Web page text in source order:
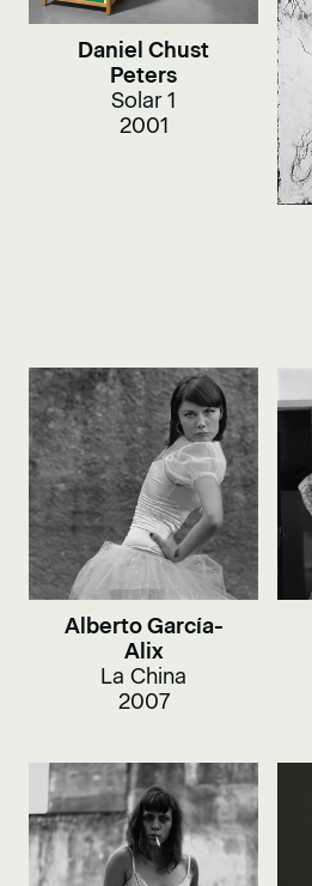
Daniel Chust
Peters
Solar 1
2001
Alberto García-
Alix
La China
2007